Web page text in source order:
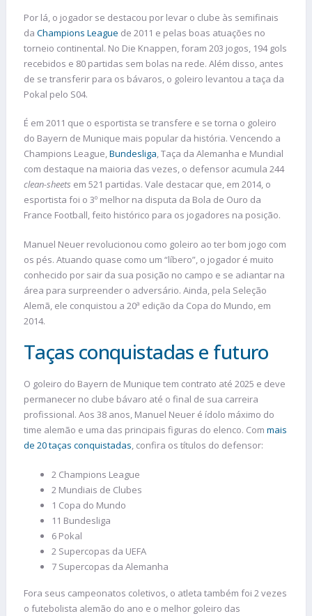
Por lá, o jogador se destacou por levar o clube às semifinais
da Champions League de 2011 e pelas boas atuações no
torneio continental. No Die Knappen, foram 203 jogos, 194 gols
recebidos e 80 partidas sem bolas na rede. Além disso, antes
de se transferir para os bávaros, o goleiro levantou a taça da
Pokal pelo S04.
É em 2011 que o esportista se transfere e se torna o goleiro
do Bayern de Munique mais popular da história. Vencendo a
Champions League,Bundesliga, Taça da Alemanha e Mundial
com destaque na maioria das vezes, o defensor acumula 244
clean-sheets em 521 partidas. Vale destacar que, em 2014, o
esportista foi o 3º melhor na disputa da Bola de Ouro da
France Football, feito histórico para os jogadores na posição.
Manuel Neuer revolucionou como goleiro ao ter bom jogo com
os pés. Atuando quase como um “líbero”, o jogador é muito
conhecido por sair da sua posição no campo e se adiantar na
área para surpreender o adversário. Ainda, pela Seleção
Alemã, ele conquistou a 20ª edição da Copa do Mundo, em
2014.
Taças conquistadas e futuro
O goleiro do Bayern de Munique tem contrato até 2025 e deve
permanecer no clube bávaro até o final de sua carreira
profissional. Aos 38 anos, Manuel Neuer é ídolo máximo do
time alemão e uma das principais figuras do elenco. Com mais
de 20 taças conquistadas, confira os títulos do defensor:
2 Champions League
2 Mundiais de Clubes
1 Copa do Mundo
11 Bundesliga
6 Pokal
2 Supercopas da UEFA
7 Supercopas da Alemanha
Fora seus campeonatos coletivos, o atleta também foi 2 vezes
o futebolista alemão do ano e o melhor goleiro das